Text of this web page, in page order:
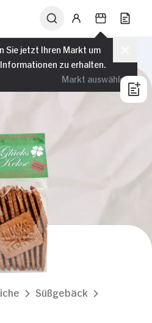
Sie jetzt Ihren Markt um
zu erhalten.
Markt auswählen
Süßgebäck